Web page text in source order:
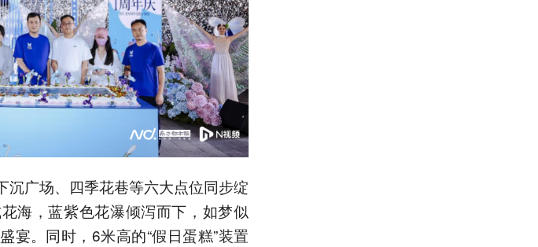
沉广场、四季花巷等六大点位同步绽
海，蓝紫色花瀑倾泻而下，如梦似
宴。同时，6米高的“假日蛋糕”装置